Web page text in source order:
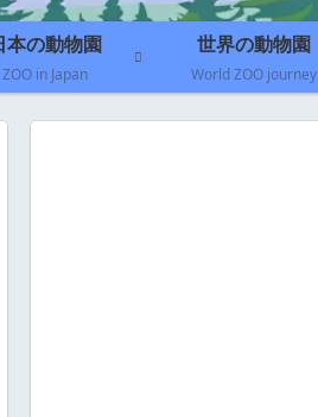
本の動物園
ZOO in Japan
世界の動物園
World ZOO journey